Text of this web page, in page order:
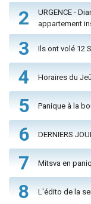
2
URGENCE -
appartement
3 Ils ont volé 12
4 Horaires du
5 Panique à la
6 DERNIERS
7 Mitsva en
8 L'édito de la